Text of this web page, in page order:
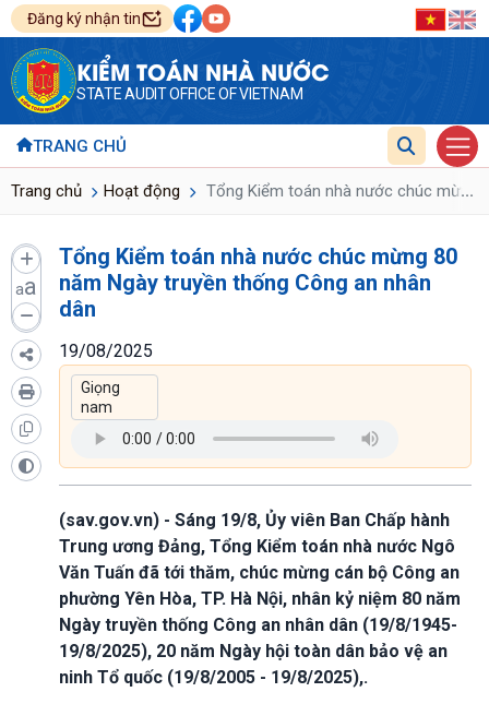
Đăng ký nhận tin
KIỂM TOÁN NHÀ NƯỚC
STATE AUDIT OFFICE OF VIETNAM
TRANG CHỦ
Trang chủ Hoạt động Tổng Kiểm toán nhà nước chúc mừng
...
aa
Tổng Kiểm toán nhà nước chúc mừng 80
năm Ngày truyền thống Công an nhân
dân
19/08/2025
(sav.gov.vn) - Sáng 19/8, Ủy viên Ban Chấp hành
Trung ương Đảng, Tổng Kiểm toán nhà nước Ngô
Văn Tuấn đã tới thăm, chúc mừng cán bộ Công an
phường Yên Hòa, TP. Hà Nội, nhân kỷ niệm 80 năm
Ngày truyền thống Công an nhân dân (19/8/1945-
19/8/2025), 20 năm Ngày hội toàn dân bảo vệ an
ninh Tổ quốc (19/8/2005 - 19/8/2025),.